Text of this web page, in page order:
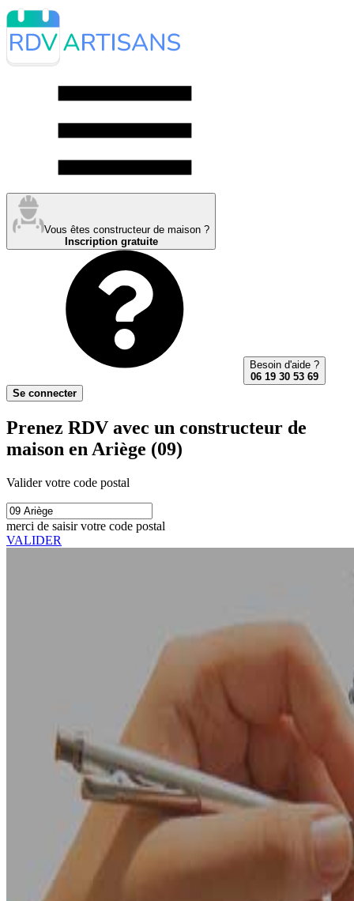
Vous êtes constructeur de maison ?
Inscription gratuite
Besoin d'aide ?
06 19 30 53 69
Se connecter
Prenez RDV avec un constructeur de
maison en Ariège (09)
Valider votre code postal
merci de saisir votre code postal
VALIDER